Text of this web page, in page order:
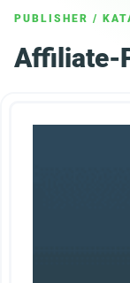
PUBLISHER /
Affiliate-